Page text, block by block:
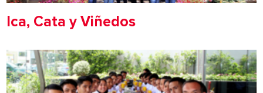
Ica, Cata y Viñedos